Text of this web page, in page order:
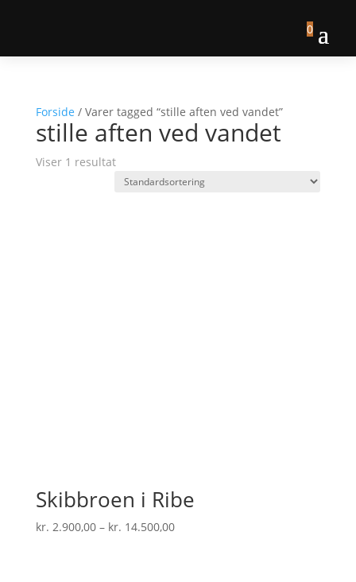
0
Forside / Varer tagged “stille aften ved vandet”
stille aften ved vandet
Viser 1 resultat
Skibbroen i Ribe
kr. 2.900,00 – kr. 14.500,00Prisinterval: